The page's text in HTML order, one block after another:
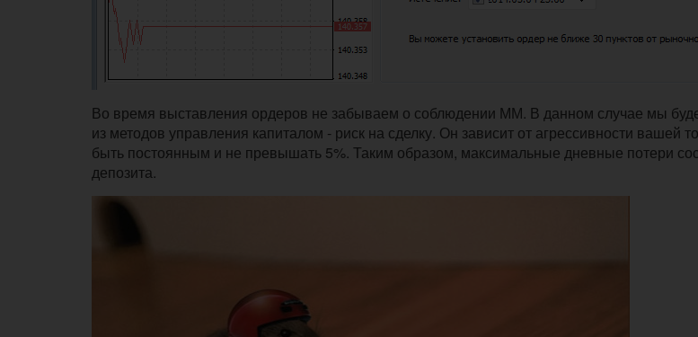
Во время выставления ордеров не забываем о соблюдении ММ. В данном случае мы
из методов управления капиталом - риск на сделку. Он зависит от агрессивности вашей
быть постоянным и не превышать 5%. Таким образом, максимальные дневные потери
депозита.